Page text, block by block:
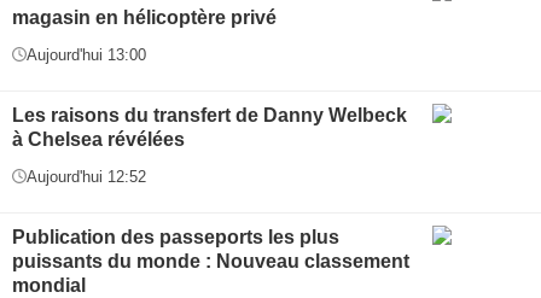
magasin en hélicoptère privé
Aujourd'hui 13:00
Les raisons du transfert de Danny Welbeck
à Chelsea révélées
Aujourd'hui 12:52
Publication des passeports les plus
puissants du monde : Nouveau classement
mondial